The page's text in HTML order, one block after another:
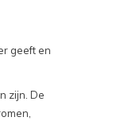
geeft en
zijn. De